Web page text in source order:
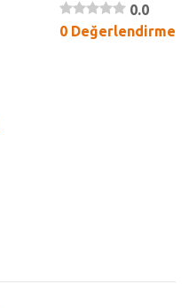
0.0
0 Değerlendirme